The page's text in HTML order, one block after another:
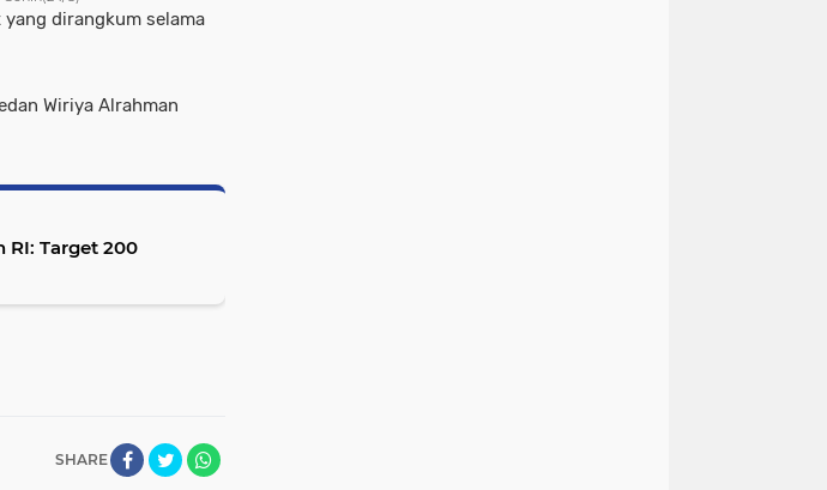
dirangkum selama
Wiriya Alrahman
RI: Target 200
SHARE